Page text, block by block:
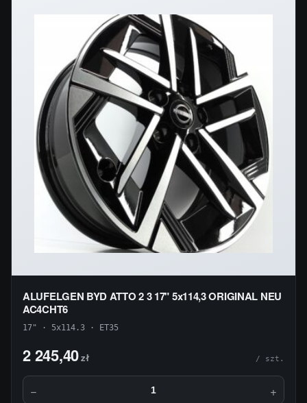
ALUFELGEN BYD ATTO 2 3 17" 5x114,3 ORIGINAL NEU
AC4CHT6
17" · 5x114.3 · ET35
2 245,40zł / szt.
− +